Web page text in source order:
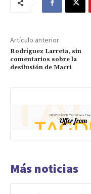
Artículo anterior
Rodríguez Larreta, sin
comentarios sobre la
desilusión de Macri
Más noticias